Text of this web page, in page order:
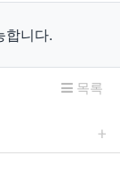
합니다.
목록